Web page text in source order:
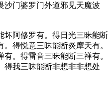
沙门婆罗门外道邪见天魔波
坏阿修罗有。得日光三昧能断
得悦意三昧能断炎摩天有。
。得雷音三昧能断三禅有。
得我三昧能断非想非非想处